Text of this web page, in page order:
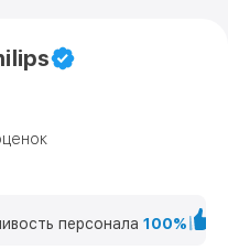
персонала 100%